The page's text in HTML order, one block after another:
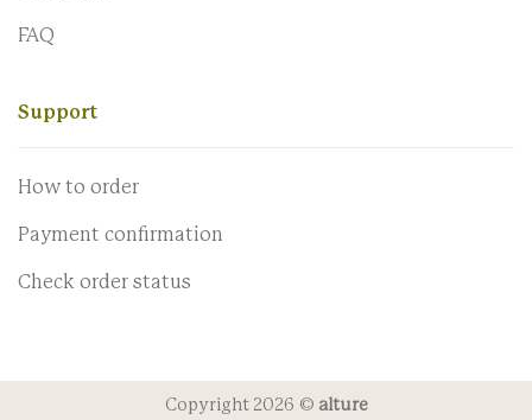
FAQ
Support
How to order
Payment confirmation
Check order status
Copyright 2026 © alture